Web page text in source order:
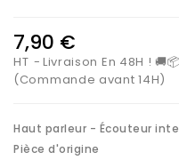
7,90 €
HT
Livraison En 48H !
(Commande avant 14H)
Haut parleur - Écouteur
Pièce d'origine